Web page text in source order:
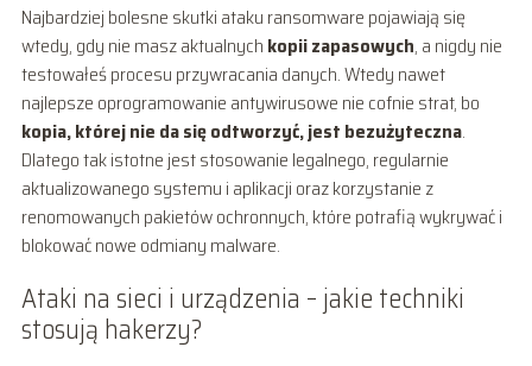
Najbardziej bolesne skutki ataku ransomware pojawiają się
wtedy, gdy nie masz aktualnych kopii zapasowych, a nigdy nie
testowałeś procesu przywracania danych. Wtedy nawet
najlepsze oprogramowanie antywirusowe nie cofnie strat, bo
kopia, której nie da się odtworzyć, jest bezużyteczna.
Dlatego tak istotne jest stosowanie legalnego, regularnie
aktualizowanego systemu i aplikacji oraz korzystanie z
renomowanych pakietów ochronnych, które potrafią wykrywać i
blokować nowe odmiany malware.
Ataki na sieci i urządzenia – jakie techniki
stosują hakerzy?